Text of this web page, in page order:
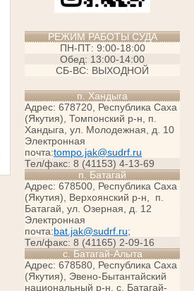
РЕЖИМ РАБОТЫ СУДА
ПН-ПТ: 9:00-18:00
Обед: 13:00-14:00
СБ-ВС: ВЫХОДНОЙ
п. Хандыга
Адрес: 678720, Республика Саха
(Якутия), Томпонский р-н, п.
Хандыга, ул. Молодежная, д. 10
Электронная
почта:tompo.jak@sudrf.ru
Тел/факс: 8 (41153) 4-13-69
п. Батагай
Адрес: 678500, Республика Саха
(Якутия), Верхоянский р-н, п.
Батагай, ул. Озерная, д. 12
Электронная
почта:bat.jak@sudrf.ru;
Тел/факс: 8 (41165) 2-09-16
с. Батагай-Алыта
Адрес: 678580, Республика Саха
(Якутия), Эвено-Бытантайский
национальный р-н, с. Батагай-